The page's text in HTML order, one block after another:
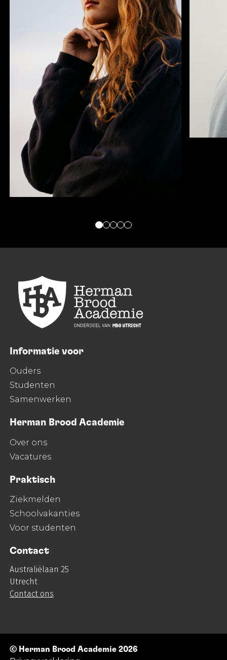
Informatie voor
Ouders
Studenten
Samenwerken
Herman Brood Academie
Over ons
Vacatures
Praktisch
Ziekmelden
Schoolvakanties
Voor studenten
Contact
Australiëlaan 25
Utrecht
Contact ons
© Herman Brood Academie 2026